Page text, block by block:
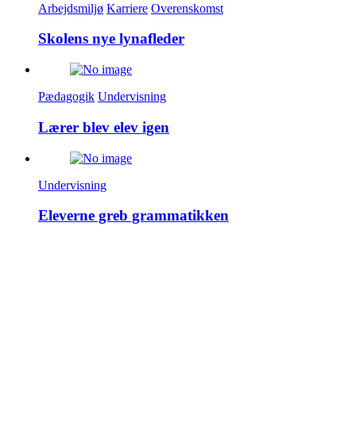
Arbejdsmiljø Karriere Overenskomst
Skolens nye lynafleder
Pædagogik Undervisning
Lærer blev elev igen
Undervisning
Eleverne greb grammatikken